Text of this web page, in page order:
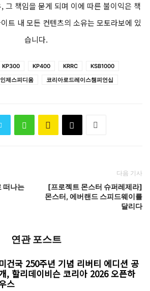
그 책임을 묻게 되며 이에 따른 불이익은 책
트 내 모든 컨텐츠의 소유는 모토라보에 있
습니다.
KP300 KP400 KRRC
KSB1000
인제스피디움 코리아로드레이스챔피언십
떠나는
다음 기사
[프로젝트 몬스터 슈퍼레제라]
몬스터, 에버랜드 스피드웨이를
달리다
연관 포스트
건국 250주년 기념 리버티 에디션 공
, 할리데이비슨 코리아 2026 오픈하
스